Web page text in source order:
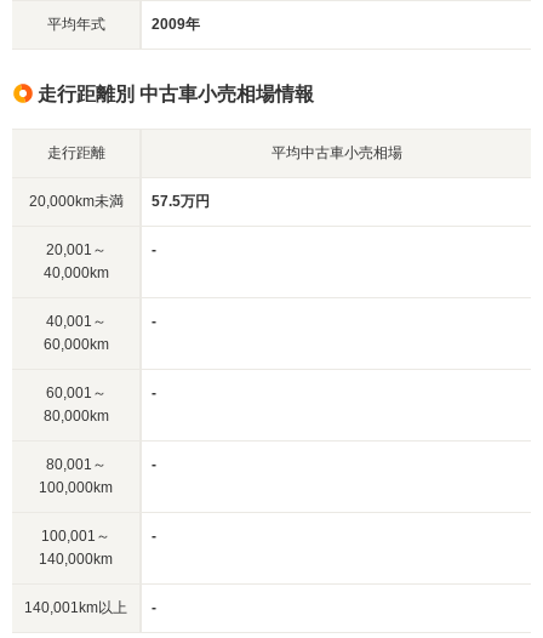
平均年式 2009年
走行距離別 中古車小売相場情報
走行距離 平均中古車小売相場
20,000km未満 57.5万円
20,001～
40,000km
-
40,001～
60,000km
-
60,001～
80,000km
-
80,001～
100,000km
-
100,001～
140,000km
-
140,001km以上 -